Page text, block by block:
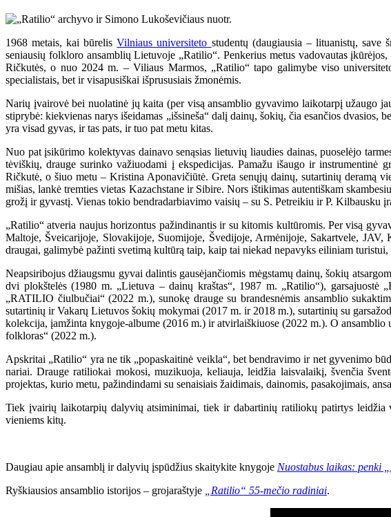
1968 metais, kai būrelisVilniaus universiteto studentų (daugiausia – lituanistų, save
seniausių folkloro ansamblių Lietuvoje „Ratilio“. Penkerius metus vadovautas
Ričkutės, o nuo 2024 m. – Viliaus Marmos, „Ratilio“ tapo galimybe viso
specialistais, bet ir visapusiškai išprususiais žmonėmis.
Narių įvairovė bei nuolatinė jų kaita (per visą ansamblio gyvavimo laikotarpį užaugo
stiprybė: kiekvienas narys išeidamas „išsineša“ dalį dainų, šokių, čia esančios
yra visad gyvas, ir tas pats, ir tuo pat metu kitas.
Nuo pat įsikūrimo kolektyvas dainavo senąsias lietuvių liaudies dainas, puoselėjo
tėviškių, drauge surinko važiuodami į ekspedicijas. Pamažu išaugo ir
Ričkutė, o šiuo metu – Kristina Aponavičiūtė. Greta senųjų dainų, sutartinių deramą
mišias, lankė tremties vietas Kazachstane ir Sibire. Nors ištikimas autentiškam
grožį ir gyvastį. Vienas tokio bendradarbiavimo vaisių – su S. Petreikiu ir P. Kilbausku
„Ratilio“ atveria naujus horizontus pažindinantis ir su kitomis kultūromis. Per visą
Maltoje, Šveicarijoje, Slovakijoje, Suomijoje, Švedijoje, Armėnijoje, Sakartvele,
draugai, galimybė pažinti svetimą kultūrą taip, kaip tai niekad nepavyks eiliniam
Neapsiribojus džiaugsmu gyvai dalintis gausėjančiomis mėgstamų dainų, šokių
dvi plokštelės (1980 m. „Lietuva – dainų kraštas“, 1987 m. „Ratilio“),
„RATILIO čiulbučiai“ (2022 m.), sunokę drauge su brandesnėmis ansamblio
sutartinių ir Vakarų Lietuvos šokių mokymai (2017 m. ir 2018 m.), sutartinių su
kolekcija, įamžinta knygoje-albume (2016 m.) ir atvirlaiškiuose (2022 m.). O
folkloras“ (2022 m.).
Apskritai „Ratilio“ yra ne tik „popaskaitinė veikla“, bet bendravimo ir net gyvenimo
nariai. Drauge ratiliokai mokosi, muzikuoja, keliauja, leidžia laisvalaikį, švenčia
projektas, kurio metu, pažindindami su senaisiais žaidimais, dainomis, pasakojimais,
Tiek įvairių laikotarpių dalyvių atsiminimai, tiek ir dabartinių ratiliokų patirtys
vieniems kitų.
Daugiau apie ansamblį ir dalyvių įspūdžius skaitykite knygoje Nuostabus laikas: penki
Ryškiausios ansamblio istorijos – grojaraštyje
„Ratilio“ 55-mečio radiniai.